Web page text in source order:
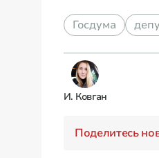
Госдума
И. Ковган
Поделитесь